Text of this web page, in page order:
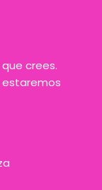
crees.